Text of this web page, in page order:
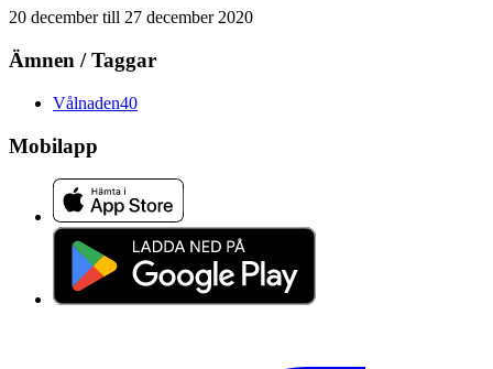
20 decembertill 27 december 2020
Ämnen / Taggar
Vålnaden40
Mobilapp